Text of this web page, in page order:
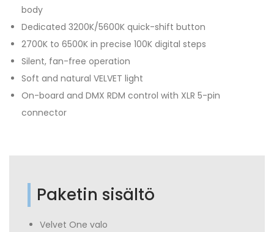
body
Dedicated 3200K/5600K quick-shift button
2700K to 6500K in precise 100K digital steps
Silent, fan-free operation
Soft and natural VELVET light
On-board and DMX RDM control with XLR 5-pin
connector
Paketin sisältö
Velvet One valo